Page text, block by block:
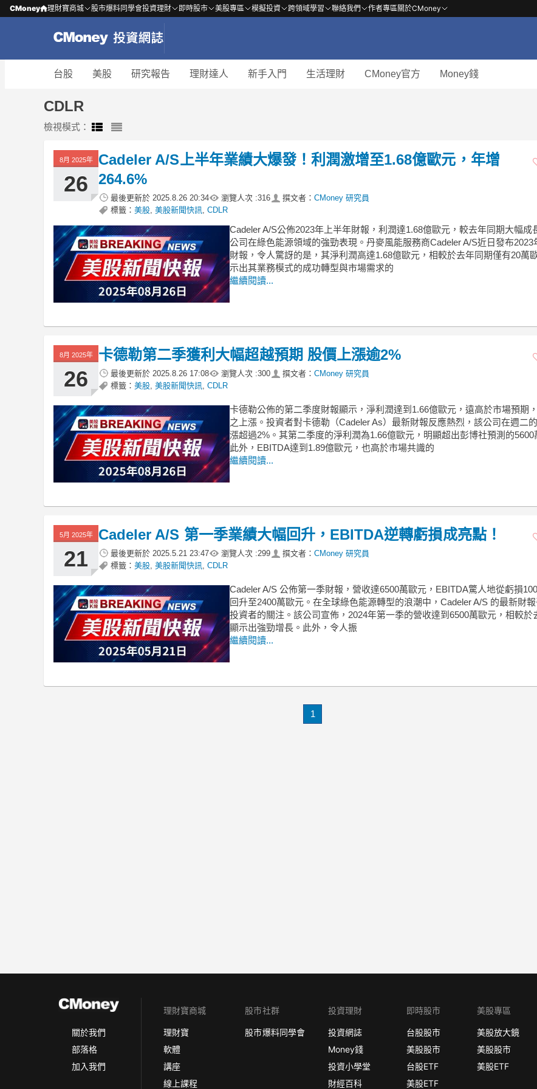
CMoney 理財寶商城 股市爆料同學會投資理財 即時股市 美股專區 模擬投資 跨領域學習 聯絡我們 作者專區關於CMoney
台股 美股 研究報告 理財達人 新手入門 生活理財 CMoney官方 Money錢
CDLR
檢視模式：
8月 2025年
26
Cadeler A/S上半年業績大爆發！利潤激增至1.68億歐元，年增
264.6%
最後更新於 2025.8.26 20:34 瀏覽人次 :316 撰文者： CMoney 研究員
標籤： 美股 美股新聞快訊 CDLR
Cadeler A/S公佈2023年上半年財報，利潤達1.68億歐元，較去年同期大幅成
公司在綠色能源領域的強勁表現。丹麥風能服務商Cadeler A/S近日發布2023
財報，令人驚訝的是，其淨利潤高達1.68億歐元，相較於去年同期僅有20萬
示出其業務模式的成功轉型與市場需求的
繼續閱讀...
8月 2025年
26
卡德勒第二季獲利大幅超越預期 股價上漲逾2%
最後更新於 2025.8.26 17:08 瀏覽人次 :300 撰文者： CMoney 研究員
標籤： 美股 美股新聞快訊 CDLR
卡德勒公佈的第二季度財報顯示，淨利潤達到1.66億歐元，遠高於市場預期
之上漲。投資者對卡德勒（Cadeler As）最新財報反應熱烈，該公司在週二
漲超過2%。其第二季度的淨利潤為1.66億歐元，明顯超出彭博社預測的5600
此外，EBITDA達到1.89億歐元，也高於市場共識的
繼續閱讀...
5月 2025年
21
Cadeler A/S 第一季業績大幅回升，EBITDA逆轉虧損成亮點！
最後更新於 2025.5.21 23:47 瀏覽人次 :299 撰文者： CMoney 研究員
標籤： 美股 美股新聞快訊 CDLR
Cadeler A/S 公佈第一季財報，營收達6500萬歐元，EBITDA驚人地從虧損
回升至2400萬歐元。在全球綠色能源轉型的浪潮中，Cadeler A/S 的最新財
投資者的關注。該公司宣佈，2024年第一季的營收達到6500萬歐元，相較於
顯示出強勁增長。此外，令人振
繼續閱讀...
1
關於我們
部落格
加入我們
理財寶商城
理財寶
軟體
講座
線上課程
股市社群
股市爆料同學會
投資理財
投資網誌
Money錢
投資小學堂
財經百科
即時股市
台股股市
美股股市
台股ETF
美股ETF
美股專區
美股放大鏡
美股股市
美股ETF